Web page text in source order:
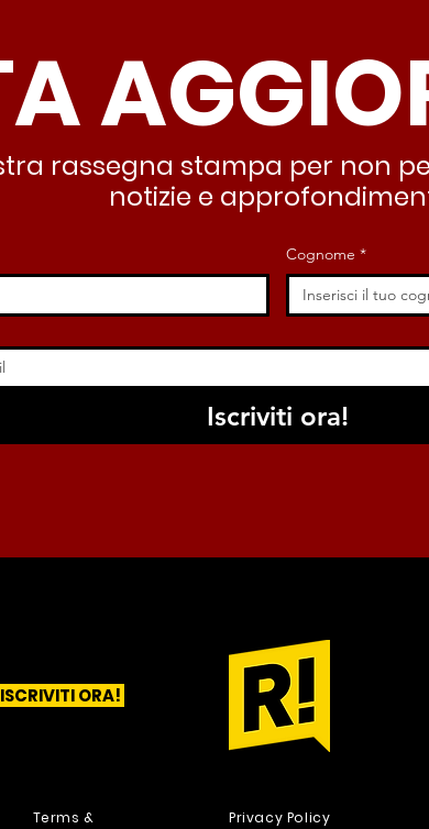
deve garantire servizi e
dignità”
rassegna stampa per non
notizie e
Cognome *
Iscriviti ora!
ISCRIVITI ORA!
Terms &
Privacy Policy